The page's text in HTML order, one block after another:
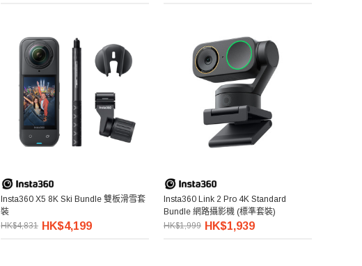
Insta360 X5 8K Ski Bundle 雙板滑雪套
裝
HK$4,831 HK$4,199
Insta360 Link 2 Pro 4K Standard
Bundle 網路攝影機 (標準套裝)
HK$1,999 HK$1,939